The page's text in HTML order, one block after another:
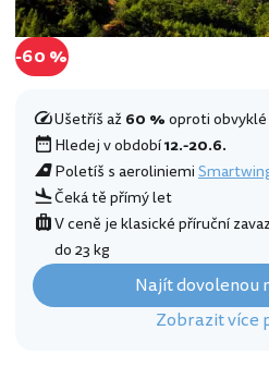
-60 %
Ušetříš až60 %oproti
Hledej v období12.-20.6.
Poletíš s aeroliniemi
Čeká tě přímý let
V ceně je klasické příruční
do 23 kg
Najít dovolenou
Zobrazit více